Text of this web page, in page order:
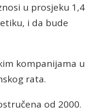
u prosjeku 1,4
i da bude
kompanijama u
rata.
od 2000.